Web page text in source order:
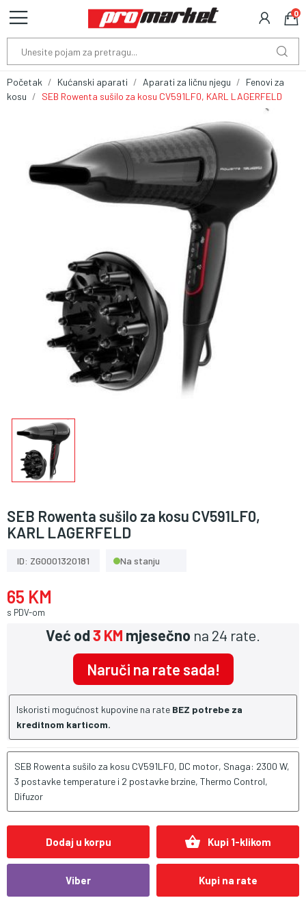
0
Početak Kućanski aparati Aparati za ličnu njegu
Fenovi za
kosu
SEB Rowenta sušilo za kosu CV591LF0, KARL LAGERFELD
SEB Rowenta sušilo za kosu CV591LF0,
KARL LAGERFELD
ID: ZG0001320181 Na stanju
65 KM
s PDV-om
Već od3 KM mjesečno na 24 rate.
Naruči na rate sada!
Iskoristi mogućnost kupovine na rate BEZ potrebe za
kreditnom karticom.
SEB Rowenta sušilo za kosu CV591LF0, DC motor, Snaga: 2300 W,
3 postavke temperature i 2 postavke brzine, Thermo Control,
Difuzor
Dodaj u korpu shopping_basket Kupi 1-klikom
Viber Kupi na rate